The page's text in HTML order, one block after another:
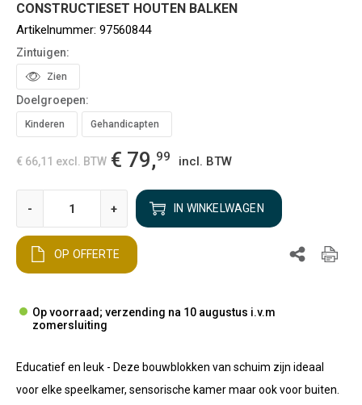
CONSTRUCTIESET HOUTEN BALKEN
Artikelnummer: 97560844
Zintuigen:
Zien
Doelgroepen:
Kinderen Gehandicapten
€ 66,11 excl. BTW € 79,99 incl. BTW
- + IN WINKELWAGEN
OP OFFERTE
Op voorraad; verzending na 10 augustus i.v.m
zomersluiting
Educatief en leuk - Deze bouwblokken van schuim zijn ideaal
voor elke speelkamer, sensorische kamer maar ook voor buiten.